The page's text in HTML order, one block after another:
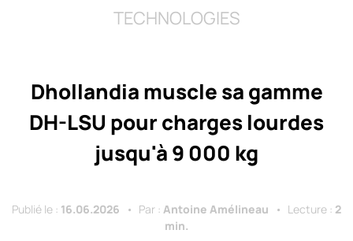
TECHNOLOGIES
Dhollandia muscle sa gamme
DH-LSU pour charges lourdes
jusqu'à 9 000 kg
Publié le : 16.06.2026 Par : Antoine Amélineau Lecture : 2
min.